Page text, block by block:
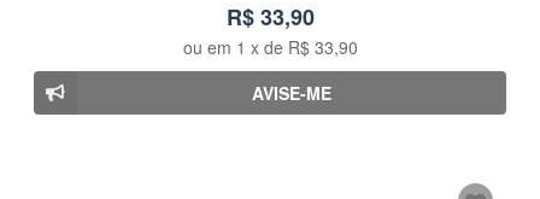
R$ 33,90
ou em 1 x de R$ 33,90
AVISE-ME